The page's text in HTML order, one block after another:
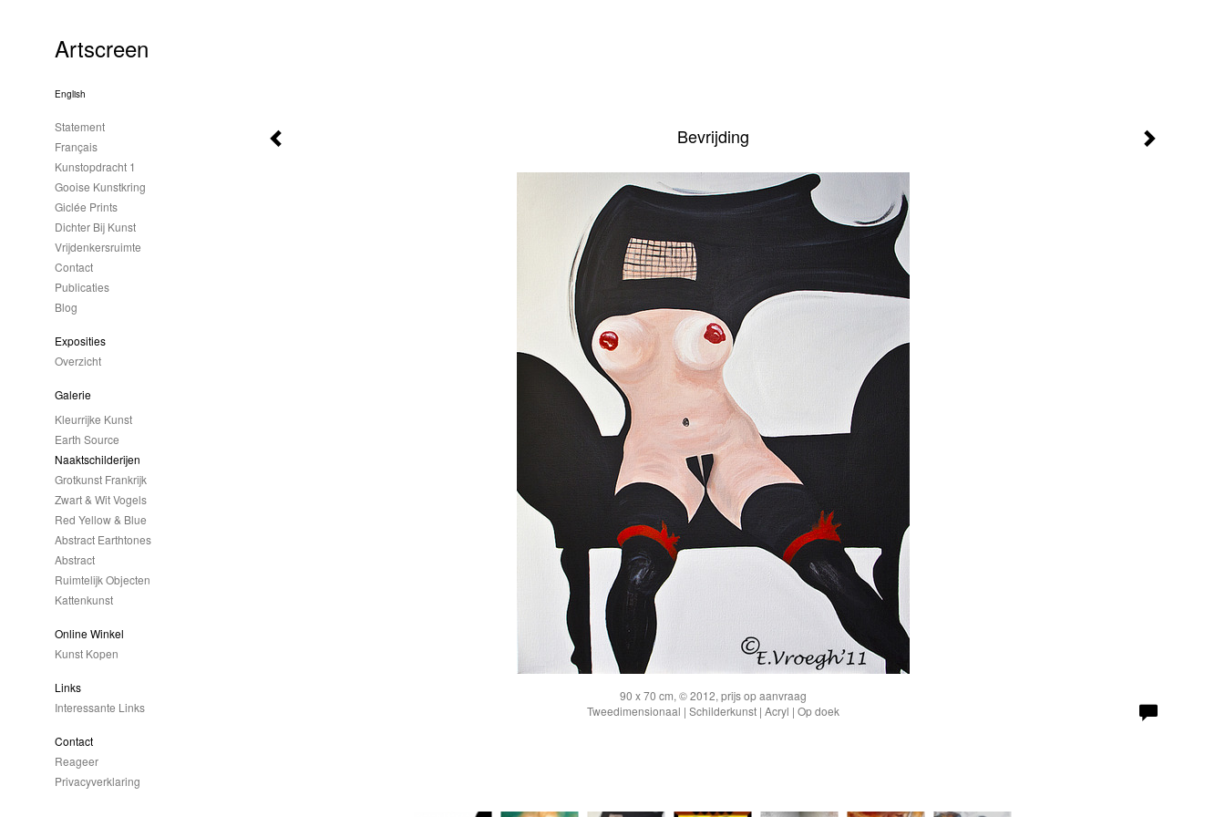
Bevrijding
90 x 70 cm, © 2012, prijs op aanvraag
Tweedimensionaal | Schilderkunst | Acryl | Op doek
Artscreen
English
Statement
Français
Kunstopdracht 1
Gooise Kunstkring
Giclée Prints
Dichter Bij Kunst
Vrijdenkersruimte
Contact
Publicaties
Blog
Exposities
Overzicht
Galerie
Kleurrijke Kunst
Earth Source
Naaktschilderijen
Grotkunst Frankrijk
Zwart & Wit Vogels
Red Yellow & Blue
Abstract Earthtones
Abstract
Ruimtelijk Objecten
Kattenkunst
Online Winkel
Kunst Kopen
Links
Interessante Links
Contact
Reageer
Privacyverklaring